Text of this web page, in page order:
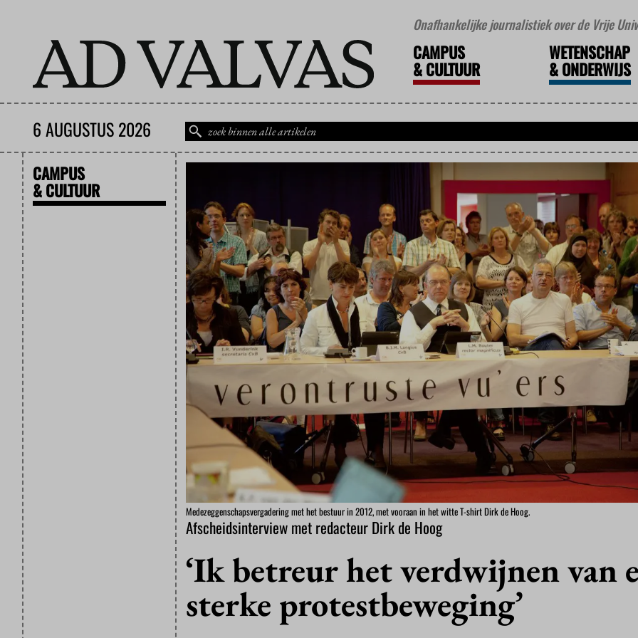
Onafhankelijke journalistiek over de Vrije
CAMPUS
&CULTUUR
WETENSCHAP
&ONDERWIJS
6 AUGUSTUS 2026
CAMPUS
& CULTUUR
Medezeggenschapsvergadering met het bestuur in 2012, met vooraan in het witte T-shirt Dirk de Hoog.
Afscheidsinterview met redacteur Dirk de Hoog
‘Ik betreur het verdwijnen van
sterke protestbeweging’